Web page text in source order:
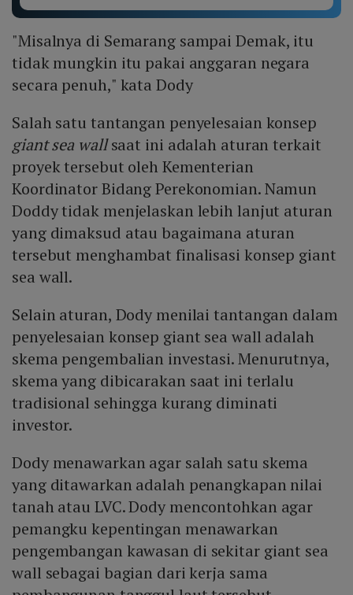
"Misalnya di Semarang sampai Demak, itu
tidak mungkin itu pakai anggaran negara
secara penuh," kata Dody
Salah satu tantangan penyelesaian konsep
giant sea wallsaat ini adalah aturan terkait
proyek tersebut oleh Kementerian
Koordinator Bidang Perekonomian. Namun
Doddy tidak menjelaskan lebih lanjut aturan
yang dimaksud atau bagaimana aturan
tersebut menghambat finalisasi konsep giant
sea wall.
Selain aturan, Dody menilai tantangan dalam
penyelesaian konsep giant sea wall adalah
skema pengembalian investasi. Menurutnya,
skema yang dibicarakan saat ini terlalu
tradisional sehingga kurang diminati
investor.
Dody menawarkan agar salah satu skema
yang ditawarkan adalah penangkapan nilai
tanah atau LVC. Dody mencontohkan agar
pemangku kepentingan menawarkan
pengembangan kawasan di sekitar giant sea
wall sebagai bagian dari kerja sama